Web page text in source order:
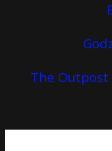
The Outpost